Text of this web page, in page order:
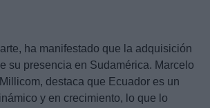
ha manifestado que la adquisición
su presencia en Sudamérica. Marcelo
destaca que Ecuador es un
y en crecimiento, lo que lo